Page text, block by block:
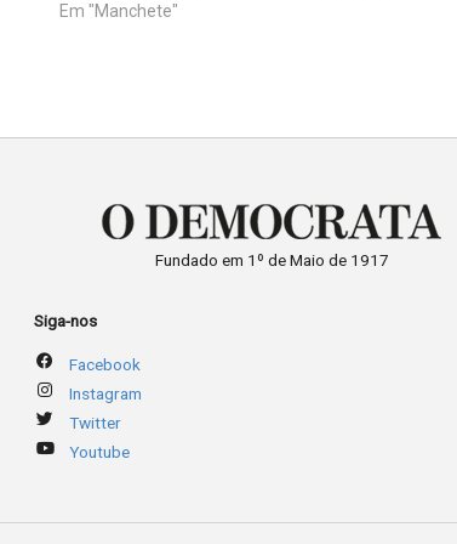
Em "Manchete"
Fundado em 1º de Maio de 1917
Siga-nos
Facebook
Instagram
Twitter
Youtube